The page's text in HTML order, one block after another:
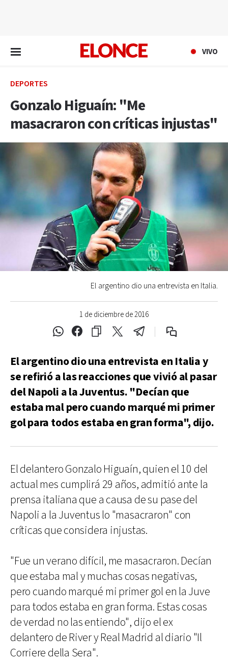
VIVO
DEPORTES
Gonzalo Higuaín: "Me
masacraron con críticas injustas"
1 de diciembre de 2016
El argentino dio una entrevista en Italia.
El argentino dio una entrevista en Italia y
se refirió a las reacciones que vivió al pasar
del Napoli a la Juventus. "Decían que
estaba mal pero cuando marqué mi primer
gol para todos estaba en gran forma", dijo.
El delantero Gonzalo Higuaín, quien el 10 del
actual mes cumplirá 29 años, admitió ante la
prensa italiana que a causa de su pase del
Napoli a la Juventus lo "masacraron" con
críticas que considera injustas.
"Fue un verano difícil, me masacraron. Decían
que estaba mal y muchas cosas negativas,
pero cuando marqué mi primer gol en la Juve
para todos estaba en gran forma. Estas cosas
de verdad no las entiendo", dijo el ex
delantero de River y Real Madrid al diario "Il
Corriere della Sera".